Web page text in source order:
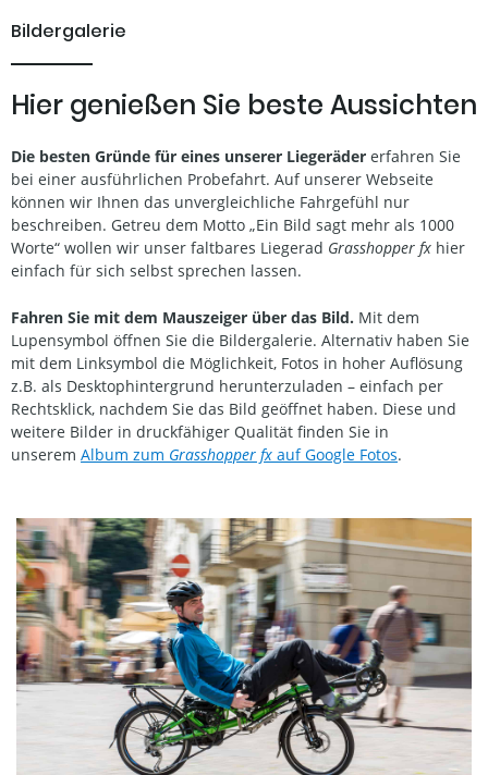
Bildergalerie
Hier genießen Sie beste Aussichten
Die besten Gründe für eines unserer Liegeräder erfahren Sie
bei einer ausführlichen Probefahrt. Auf unserer Webseite
können wir Ihnen das unvergleichliche Fahrgefühl nur
beschreiben. Getreu dem Motto „Ein Bild sagt mehr als 1000
Worte“ wollen wir unser faltbares Liegerad Grasshopper fx hier
einfach für sich selbst sprechen lassen.
Fahren Sie mit dem Mauszeiger über das Bild. Mit dem
Lupensymbol öffnen Sie die Bildergalerie. Alternativ haben Sie
mit dem Linksymbol die Möglichkeit, Fotos in hoher Auflösung
z.B. als Desktophintergrund herunterzuladen – einfach per
Rechtsklick, nachdem Sie das Bild geöffnet haben. Diese und
weitere Bilder in druckfähiger Qualität finden Sie in
unserem Album zum Grasshopper fx auf Google Fotos.